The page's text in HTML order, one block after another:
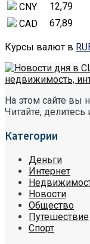
CNY
12,79
CAD
67,89
Курсы валют в
На этом сайте вы
Читайте,
Категории
Деньги
Интернет
Новости
Общество
Путешествие
Спорт